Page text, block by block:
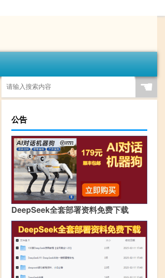
☚
公告
DeepSeek全套部署资料免费下载